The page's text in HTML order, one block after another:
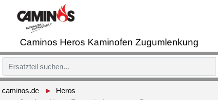
Caminos Heros Kaminofen Zugumlenkung
caminos.de
Heros